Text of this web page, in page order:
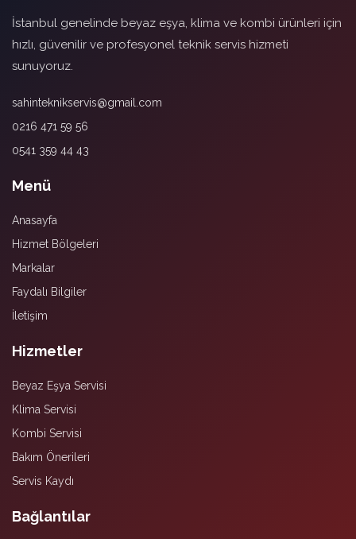
İstanbul genelinde beyaz eşya, klima ve kombi ürünleri için
hızlı, güvenilir ve profesyonel teknik servis hizmeti
sunuyoruz.
sahinteknikservis@gmail.com
0216 471 59 56
0541 359 44 43
Menü
Anasayfa
Hizmet Bölgeleri
Markalar
Faydalı Bilgiler
İletişim
Hizmetler
Beyaz Eşya Servisi
Klima Servisi
Kombi Servisi
Bakım Önerileri
Servis Kaydı
Bağlantılar